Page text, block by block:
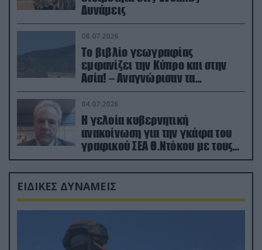
Δυνάμεις
08.07.2026
Το βιβλίο γεωγραφίας
εμφανίζει την Κύπρο και στην
Ασία! – Αναγνώρισαν τα
κατεχόμενα; (φωτο)
04.07.2026
Η γελοία κυβερνητική
ανακοίνωση για την γκάφα του
γραφικού ΣΕΑ Θ.Ντόκου με τους
Ρώσους φαρσέρ
ΕΙΔΙΚΕΣ ΔΥΝΑΜΕΙΣ